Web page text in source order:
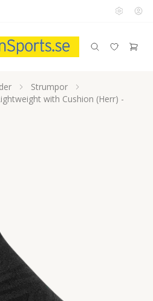
Strumpor
with Cushion (Herr) -